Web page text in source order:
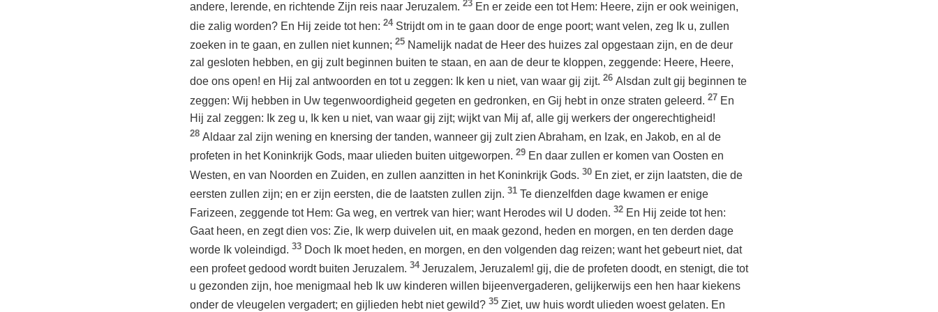
andere, lerende, en richtende Zijn reis naar Jeruzalem. 23 En er zeide een tot Hem: Heere, zijn er ook weinigen,
die zalig worden? En Hij zeide tot hen: 24 Strijdt om in te gaan door de enge poort; want velen, zeg Ik u, zullen
zoeken in te gaan, en zullen niet kunnen; 25 Namelijk nadat de Heer des huizes zal opgestaan zijn, en de deur
zal gesloten hebben, en gij zult beginnen buiten te staan, en aan de deur te kloppen, zeggende: Heere, Heere,
doe ons open! en Hij zal antwoorden en tot u zeggen: Ik ken u niet, van waar gij zijt. 26 Alsdan zult gij beginnen te
zeggen: Wij hebben in Uw tegenwoordigheid gegeten en gedronken, en Gij hebt in onze straten geleerd. 27 En
Hij zal zeggen: Ik zeg u, Ik ken u niet, van waar gij zijt; wijkt van Mij af, alle gij werkers der ongerechtigheid!
28 Aldaar zal zijn wening en knersing der tanden, wanneer gij zult zien Abraham, en Izak, en Jakob, en al de
profeten in het Koninkrijk Gods, maar ulieden buiten uitgeworpen. 29 En daar zullen er komen van Oosten en
Westen, en van Noorden en Zuiden, en zullen aanzitten in het Koninkrijk Gods. 30 En ziet, er zijn laatsten, die de
eersten zullen zijn; en er zijn eersten, die de laatsten zullen zijn. 31 Te dienzelfden dage kwamen er enige
Farizeen, zeggende tot Hem: Ga weg, en vertrek van hier; want Herodes wil U doden. 32 En Hij zeide tot hen:
Gaat heen, en zegt dien vos: Zie, Ik werp duivelen uit, en maak gezond, heden en morgen, en ten derden dage
worde Ik voleindigd. 33 Doch Ik moet heden, en morgen, en den volgenden dag reizen; want het gebeurt niet, dat
een profeet gedood wordt buiten Jeruzalem. 34 Jeruzalem, Jeruzalem! gij, die de profeten doodt, en stenigt, die tot
u gezonden zijn, hoe menigmaal heb Ik uw kinderen willen bijeenvergaderen, gelijkerwijs een hen haar kiekens
onder de vleugelen vergadert; en gijlieden hebt niet gewild? 35 Ziet, uw huis wordt ulieden woest gelaten. En